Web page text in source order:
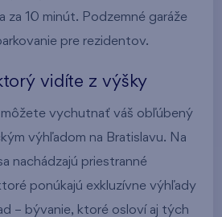
10 minút. Podzemné garáže
pre rezidentov.
vidíte z výšky
môžete vychutnať váš obľúbený
výhľadom na Bratislavu. Na
nachádzajú priestranné
ponúkajú exkluzívne výhľady
– bývanie, ktoré osloví aj tých